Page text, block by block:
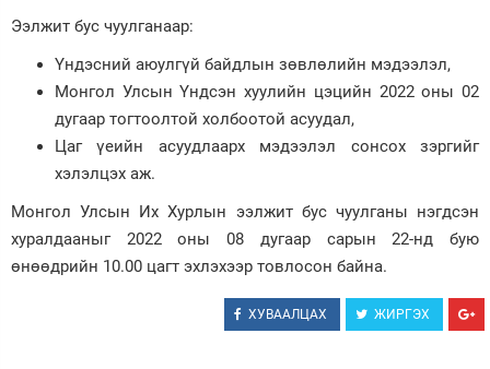
Ээлжит бус чуулганаар:
Үндэсний аюулгүй байдлын зөвлөлийн мэдээлэл,
Монгол Улсын Үндсэн хуулийн цэцийн 2022 оны 02
дугаар тогтоолтой холбоотой асуудал,
Цаг үеийн асуудлаарх мэдээлэл сонсох зэргийг
хэлэлцэх аж.
Монгол Улсын Их Хурлын ээлжит бус чуулганы нэгдсэн
хуралдааныг 2022 оны 08 дугаар сарын 22-нд бую
өнөөдрийн 10.00 цагт эхлэхээр товлосон байна.
ХУВААЛЦАХ ЖИРГЭХ